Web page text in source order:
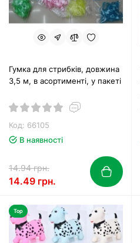
Гумка для стрибків, довжина
3,5 м, в асортименті, у пакеті
Код: 66105
В наявності
14.94 грн.
14.49 грн.
Top